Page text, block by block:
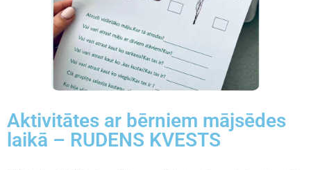
Aktivitātes ar bērniem mājsēdes
laikā – RUDENS KVESTS